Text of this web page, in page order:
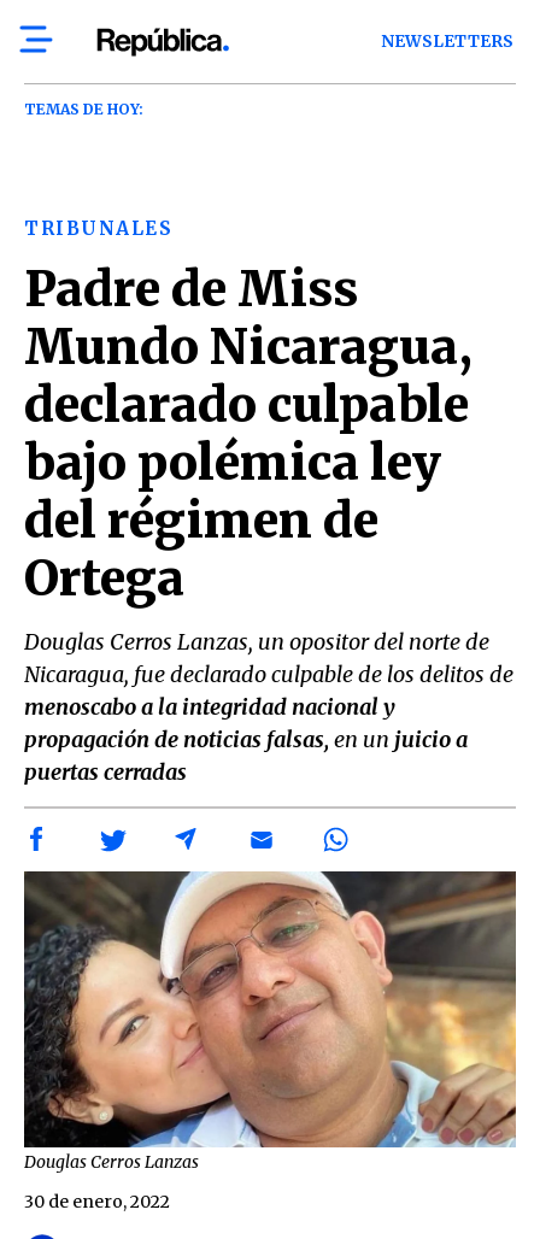
NEWSLETTERS
TEMAS DE HOY:
TRIBUNALES
Padre de Miss
Mundo Nicaragua,
declarado culpable
bajo polémica ley
del régimen de
Ortega
Douglas Cerros Lanzas, un opositor del norte de
Nicaragua, fue declarado culpable de los delitos de
menoscabo a la integridad nacional y
propagación de noticias falsas, en un juicio a
puertas cerradas
Douglas Cerros Lanzas
30 de enero, 2022